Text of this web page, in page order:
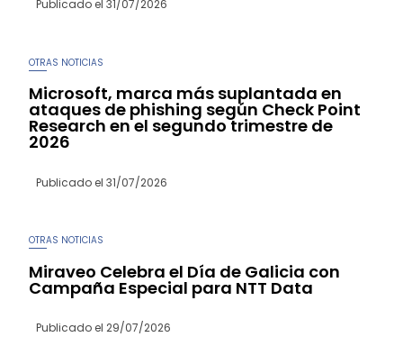
Publicado el 31/07/2026
OTRAS NOTICIAS
Microsoft, marca más suplantada en
ataques de phishing según Check Point
Research en el segundo trimestre de
2026
Publicado el 31/07/2026
OTRAS NOTICIAS
Miraveo Celebra el Día de Galicia con
Campaña Especial para NTT Data
Publicado el 29/07/2026